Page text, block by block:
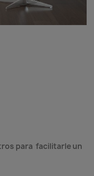
para facilitarle un